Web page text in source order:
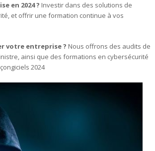
en 2024 ? Investir dans des solutions de
et offrir une formation continue à vos
votre entreprise ? Nous offrons des audits de
ainsi que des formations en cybersécurité
2024